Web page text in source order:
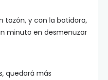
tazón, y con la batidora,
minuto en desmenuzar
quedará más